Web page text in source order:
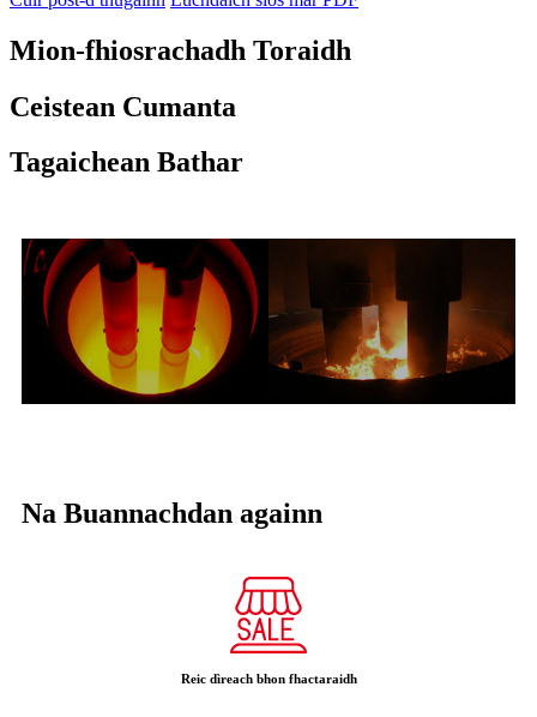
Mion-fhiosrachadh Toraidh
Ceistean Cumanta
Tagaichean Bathar
Na Buannachdan againn
Reic dìreach bhon fhactaraidh